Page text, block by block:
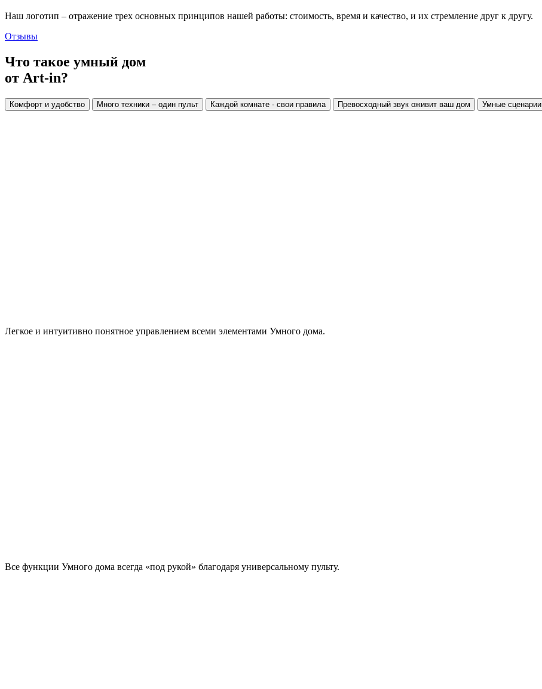
Наш логотип – отражение трех основных принципов нашей работы: стоимость, время и качество, и их стремление друг к другу.
Отзывы
Что такое умный дом
от Art-in?
Комфорт и удобство Много техники – один пульт Каждой комнате - свои правила Превосходный звук оживит ваш дом Умные сценарии
Легкое и интуитивно понятное управлением всеми элементами Умного дома.
Все функции Умного дома всегда «под рукой» благодаря универсальному пульту.